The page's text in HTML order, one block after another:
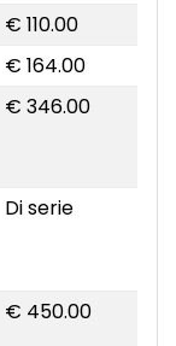
€ 110.00
€ 164.00
€ 346.00
Di serie
€ 450.00